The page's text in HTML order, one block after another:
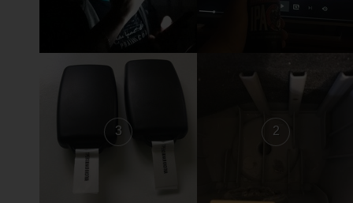
3 2